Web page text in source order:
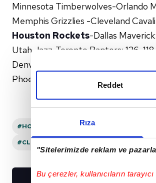
Rıza
"Sitelerimizde reklam ve
Bu çerezler, kullanıcıların
Reddet
Minnesota Timberwolves-Orlando
Memphis Grizzlies -Cleveland
Houston Rockets-Dallas
Utah Jazz-Toronto Raptors: 126-118
Denver Nuggets- Los Angeles
Phoenix Suns-Sacramento
#HOUSTON ROCKETS
#CLEVELAND CAVALIERS